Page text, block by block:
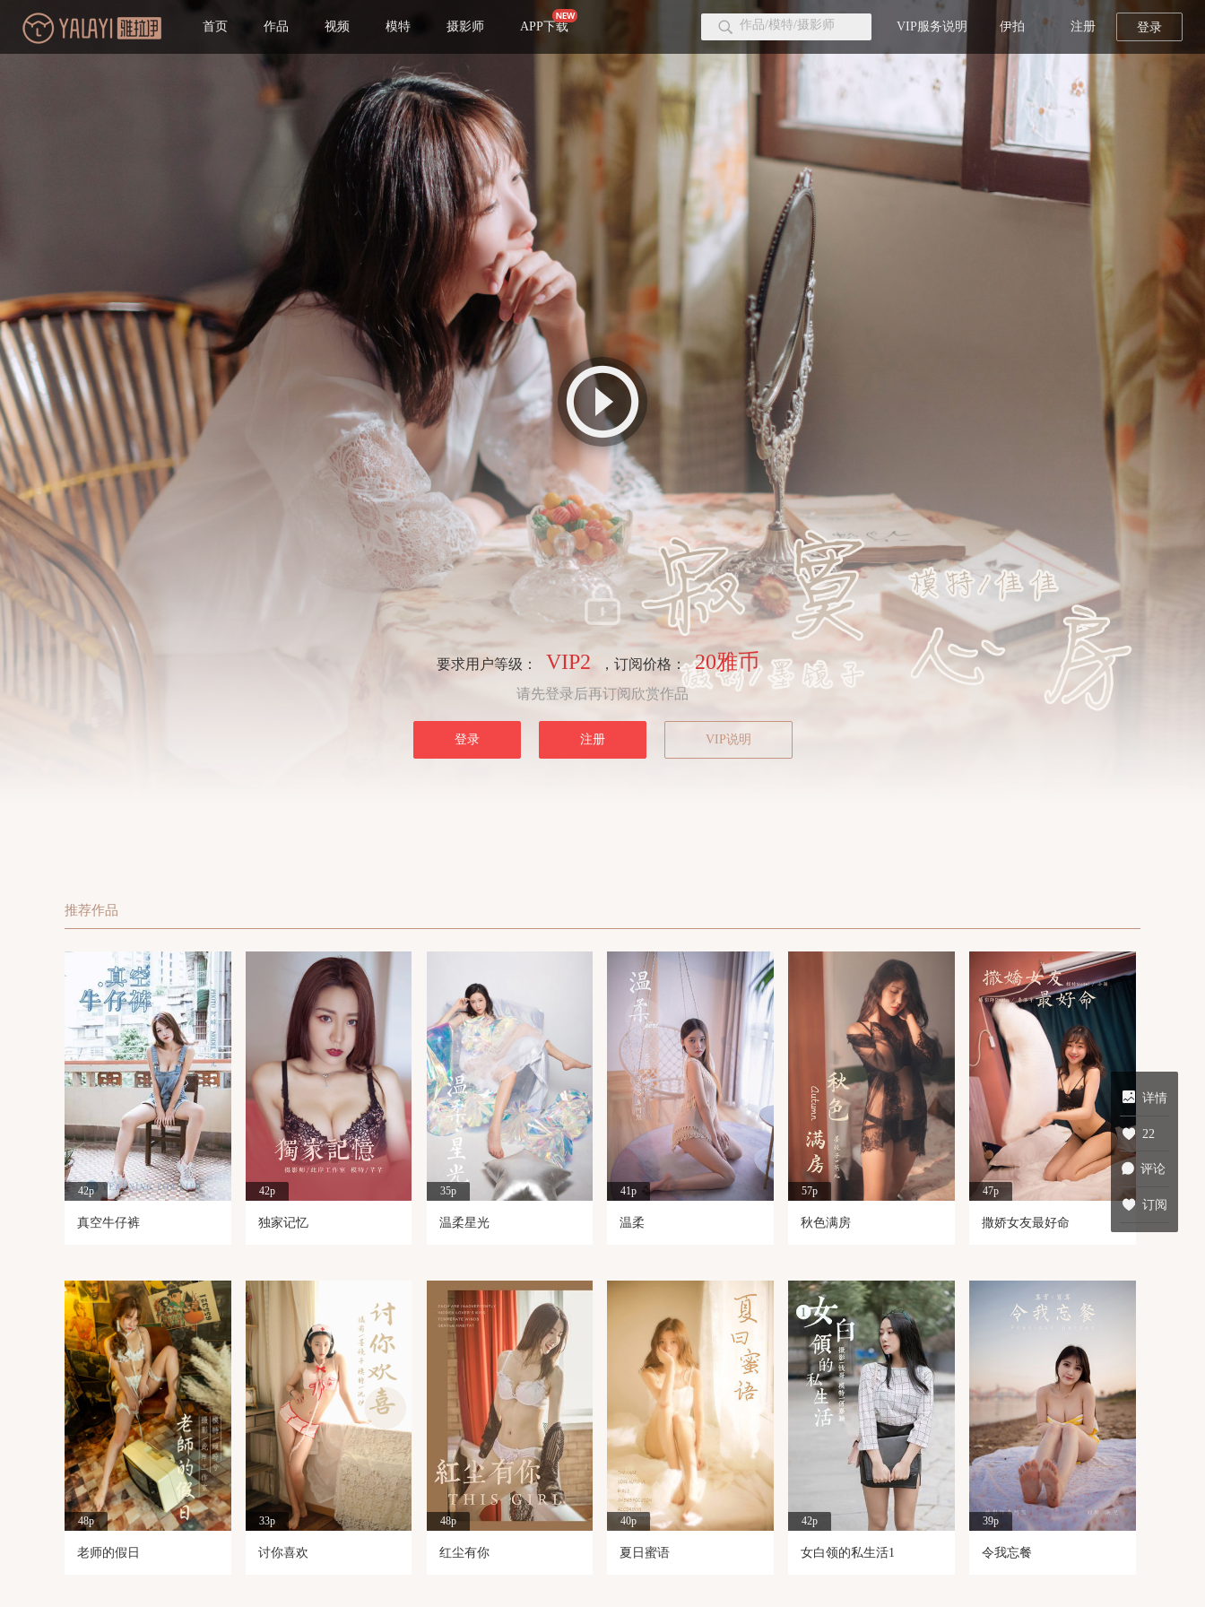
VIP服务说明 伊拍 注册 登录
首页 作品 视频 模特 摄影师 APP下载
要求用户等级： VIP2 ，订阅价格： 20雅币
请先登录后再订阅欣赏作品
登录 注册 VIP说明
推荐作品
42p
真空牛仔裤
42p
独家记忆
35p
温柔星光
41p
温柔
57p
秋色满房
47p
撒娇女友最好命
48p
老师的假日
33p
讨你喜欢
48p
红尘有你
40p
夏日蜜语
42p
女白领的私生活1
39p
令我忘餐
详情
22
评论
订阅